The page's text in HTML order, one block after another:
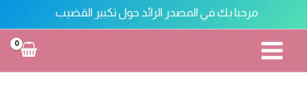
إلى
المحتوى
مرحبا بك في المصدر الرائد حول تكبير القضيب